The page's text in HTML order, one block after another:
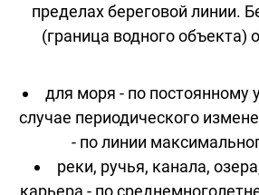
пределах береговой линии.
(граница водного объекта)
для моря - по постоянному
случае периодического
- по линии
реки, ручья, канала,
карьера - по